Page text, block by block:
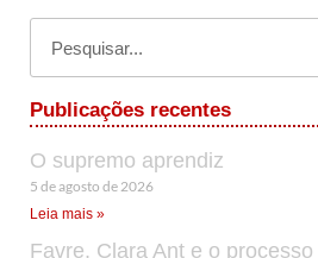
Publicações recentes
O supremo aprendiz
5 de agosto de 2026
Leia mais »
Favre, Clara Ant e o